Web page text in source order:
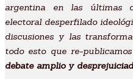
Revista
argentina en las últimas
electoral desperfilado
discusiones y las
todo esto que re-
debate amplio y